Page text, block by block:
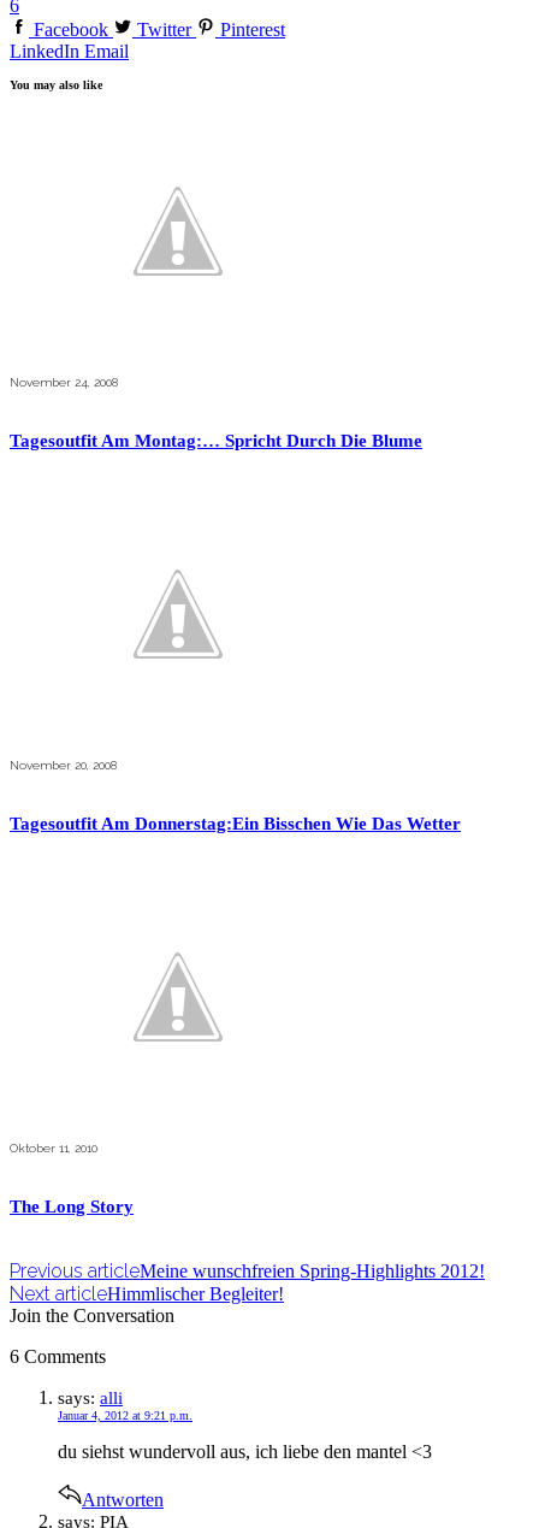
6
Facebook
Twitter
Pinterest
LinkedIn Email
You may also like
November 24, 2008
Tagesoutfit Am Montag:… Spricht Durch Die Blume
November 20, 2008
Tagesoutfit Am Donnerstag:Ein Bisschen Wie Das Wetter
Oktober 11, 2010
The Long Story
Previous articleMeine wunschfreien Spring-Highlights 2012!
Next articleHimmlischer Begleiter!
Join the Conversation
6 Comments
says: alli
Januar 4, 2012 at 9:21 p.m.
du siehst wundervoll aus, ich liebe den mantel <3
Antworten
says: PIA